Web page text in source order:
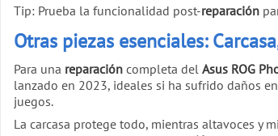
Tip: Prueba la funcionalidad post-reparación
Otras piezas esenciales:
Para una reparación completa del Asus ROG
lanzado en 2023, ideales si ha sufrido daños
juegos.
La carcasa protege todo, mientras altavoces y